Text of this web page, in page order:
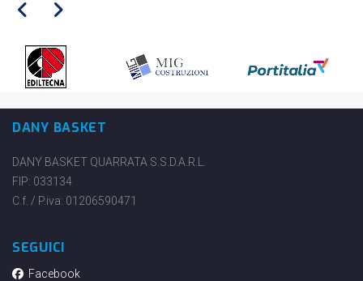
DANY BASKET
DANY BASKET QUARRATA S.S.D.A.R.L.
FIP: 033134
C.f. / P.iva: 01206590471
SEGUICI
Facebook